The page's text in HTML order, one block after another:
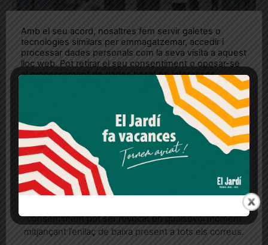
Pugen les pensions el 2023?
Els pressupostos de l’estat aprovats pel Consell de Ministres
el passat mes d’octubre, contemplen un increment de les
pensions per a l’any 2023 del 8,5 %
Amb el seu acord, nosaltres fem servir galetes o
tecnologies similars per emmagatzemar, accedir i
processar dades personals com la seva visita a aquest
lloc web. Pot retirar el seu consentiment o oposar-se
al processament de dades basat en interessos
legítims en qualsevol moment fent clic a "Ajustos de
cookies" o a la nostra Política de privacitat en aquest
lloc web. Si cliques "acceptar" dones el teu
Més informació Acceptar Rebutjar tot
Quan l’usuari crea un compte al Diari el Jardí, dona el
seu consentiment explícit per rebre comunicacions
consentiment pot ser revocat en qualsevol moment
mitjançant l’enllaç de baixa present a tots els correus.